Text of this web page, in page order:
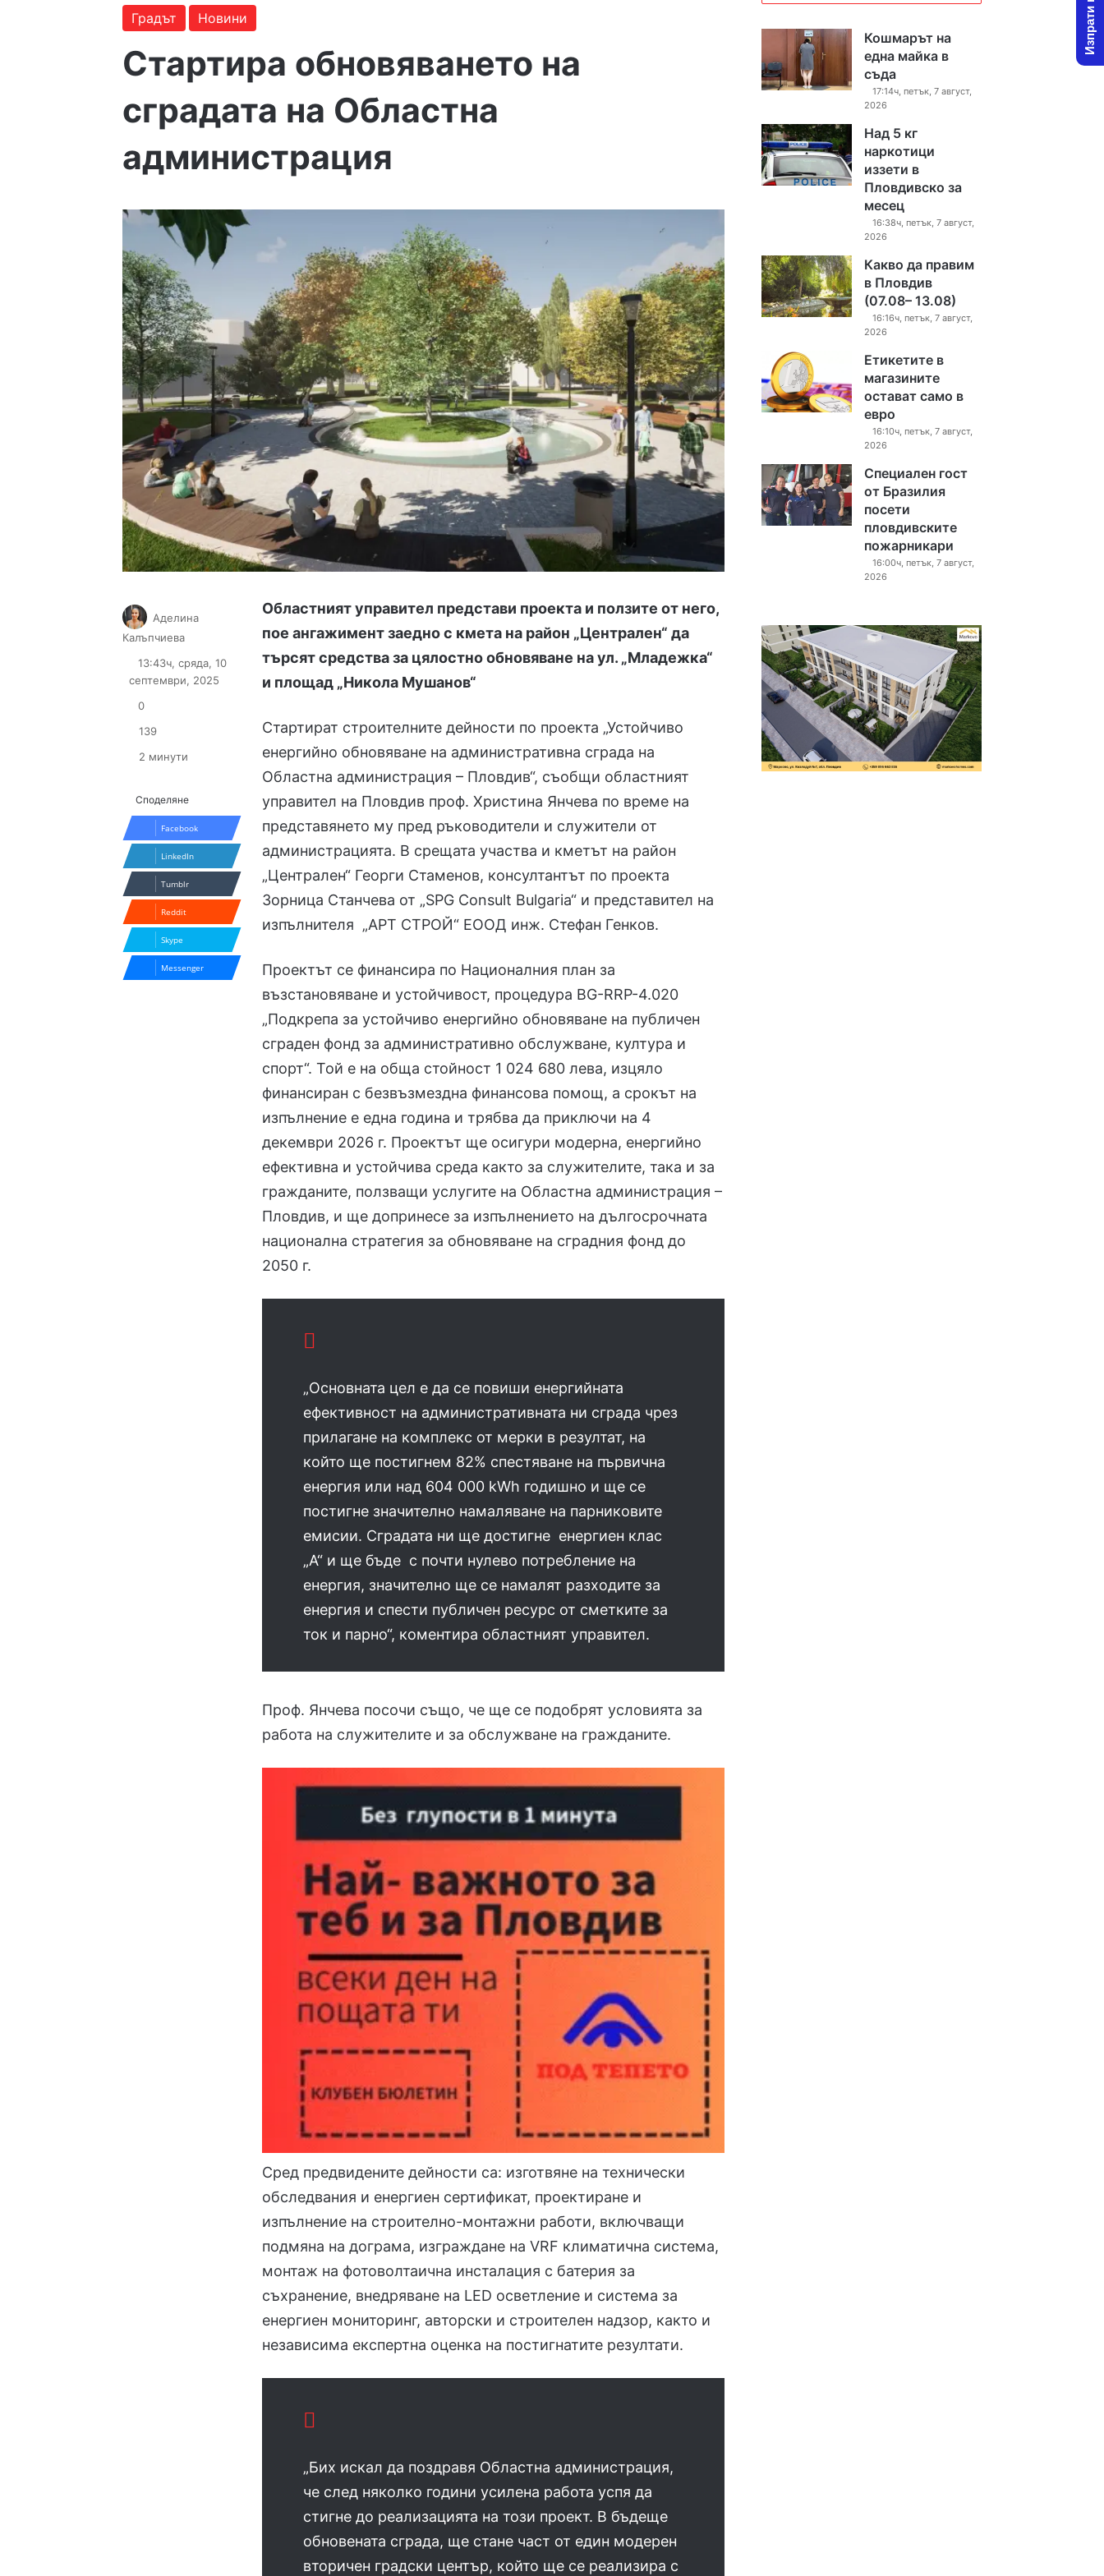
Градът Новини
Стартира обновяването на
сградата на Областна
администрация
Областният управител представи проекта и ползите от него,
пое ангажимент заедно с кмета на район „Централен“ да
търсят средства за цялостно обновяване на ул. „Младежка“
и площад „Никола Мушанов“
Стартират строителните дейности по проекта „Устойчиво
енергийно обновяване на административна сграда на
Областна администрация – Пловдив“, съобщи областният
управител на Пловдив проф. Христина Янчева по време на
представянето му пред ръководители и служители от
администрацията. В срещата участва и кметът на район
„Централен“ Георги Стаменов, консултантът по проекта
Зорница Станчева от „SPG Consult Bulgaria“ и представител на
изпълнителя „АРТ СТРОЙ“ ЕООД инж. Стефан Генков.
Проектът се финансира по Националния план за
възстановяване и устойчивост, процедура BG-RRP-4.020
„Подкрепа за устойчиво енергийно обновяване на публичен
сграден фонд за административно обслужване, култура и
спорт“. Той е на обща стойност 1 024 680 лева, изцяло
финансиран с безвъзмездна финансова помощ, а срокът на
изпълнение е една година и трябва да приключи на 4
декември 2026 г. Проектът ще осигури модерна, енергийно
ефективна и устойчива среда както за служителите, така и за
гражданите, ползващи услугите на Областна администрация –
Пловдив, и ще допринесе за изпълнението на дългосрочната
национална стратегия за обновяване на сградния фонд до
2050 г.
„Основната цел е да се повиши енергийната
ефективност на административната ни сграда чрез
прилагане на комплекс от мерки в резултат, на
който ще постигнем 82% спестяване на първична
енергия или над 604 000 kWh годишно и ще се
постигне значително намаляване на парниковите
емисии. Сградата ни ще достигне енергиен клас
„А“ и ще бъде с почти нулево потребление на
енергия, значително ще се намалят разходите за
енергия и спести публичен ресурс от сметките за
ток и парно“, коментира областният управител.
Проф. Янчева посочи също, че ще се подобрят условията за
работа на служителите и за обслужване на гражданите.
Сред предвидените дейности са: изготвяне на технически
обследвания и енергиен сертификат, проектиране и
изпълнение на строително-монтажни работи, включващи
подмяна на дограма, изграждане на VRF климатична система,
монтаж на фотоволтаична инсталация с батерия за
съхранение, внедряване на LED осветление и система за
енергиен мониторинг, авторски и строителен надзор, както и
независима експертна оценка на постигнатите резултати.
„Бих искал да поздравя Областна администрация,
че след няколко години усилена работа успя да
стигне до реализацията на този проект. В бъдеще
обновената сграда, ще стане част от един модерен
вторичен градски център, който ще се реализира с
Аделина
Калъпчиева
Xemail
13:43ч, сряда, 10
септември, 2025
0
139
2 минути
Споделяне
Facebook
LinkedIn
Tumblr
Reddit
Skype
Messenger
Кошмарът на
една майка в
съда
17:14ч, петък, 7 август,
2026
Над 5 кг
наркотици
иззети в
Пловдивско за
месец
16:38ч, петък, 7 август,
2026
Какво да правим
в Пловдив
(07.08– 13.08)
16:16ч, петък, 7 август,
2026
Етикетите в
магазините
остават само в
евро
16:10ч, петък, 7 август,
2026
Специален гост
от Бразилия
посети
пловдивските
пожарникари
16:00ч, петък, 7 август,
2026